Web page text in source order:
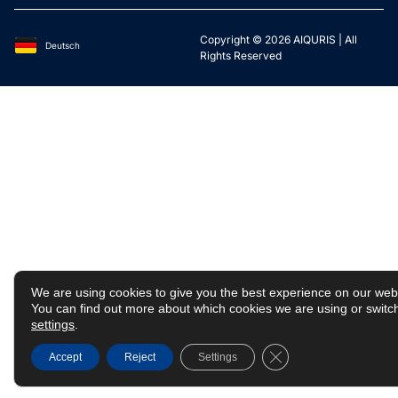
Deutsch
English
Copyright © 2026 AIQURIS | All
Rights Reserved
We are using cookies to give you the best experience on our
You can find out more about which cookies we are using or
settings
Accept Reject Settings Close GDPR